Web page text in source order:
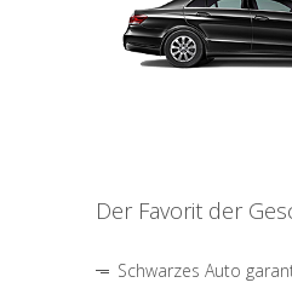
Der Favorit der
Schwarzes Auto